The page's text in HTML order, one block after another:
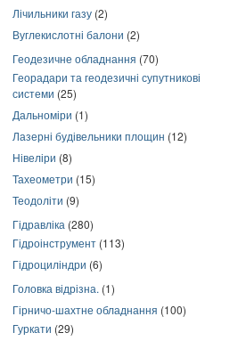
Лічильники газу (2)
Вуглекислотні балони (2)
Геодезичне обладнання (70)
Георадари та геодезичні супутникові
системи (25)
Дальноміри (1)
Лазерні будівельники площин (12)
Нівеліри (8)
Тахеометри (15)
Теодоліти (9)
Гідравліка (280)
Гідроінструмент (113)
Гідроциліндри (6)
Головка відрізна. (1)
Гірничо-шахтне обладнання (100)
Гуркати (29)